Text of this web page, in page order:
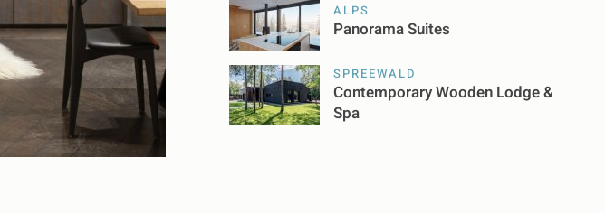
ALPS
Panorama Suites
SPREEWALD
Contemporary Wooden Lodge &
Spa